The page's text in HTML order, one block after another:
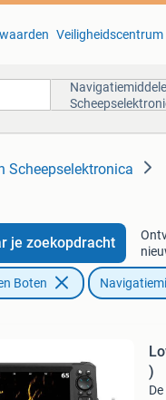
Veiligheidscentrum
Scheepselektronica
je zoekopdracht
Boten
)